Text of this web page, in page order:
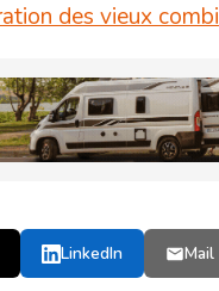
des vieux combi
LinkedIn Mail